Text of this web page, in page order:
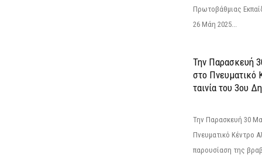
Πρωτοβάθμιας
26 Μάη 2025...
Την Παρασκευή
στο Πνευματικό
ταινία του 3ου
Την Παρασκευή 30
Πνευματικό Κέντρο
παρουσίαση της